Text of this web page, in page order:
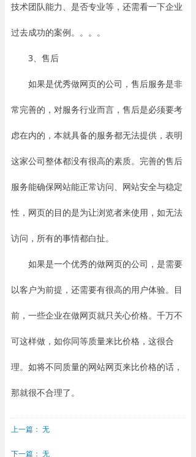
技术团队能力、是否专业等，还需看一下企业
过去成功的案例。。。。
3、售后
如果是优秀做网页的公司，售后服务是非
常完善的，对服务行业而言，售后是必须要考
虑在内的，本就具备的服务都无法提供，表明
这家公司整体都没有很高的素质。完善的售后
服务能确保网站能正常访问、网站安全与稳定
性，网页的目的是为让浏览者来使用，如无法
访问，所有的事情都白扯。
如果是一个优秀的做网页的公司，是需要
以客户为前提，还需要有很高的用户体验。目
前，一些企业在做网页就只关心价格。千万不
可这样做，如你同等质量来比价格，这很合
理。如将不同质量的网站网页来比价格的话，
那就很不合理了。
上一篇： 无
下一篇： 无